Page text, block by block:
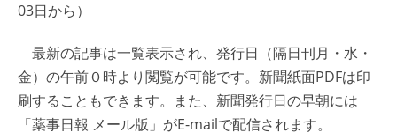
03日から）
最新の記事は一覧表示され、発行日（隔日刊月・水・
金）の午前０時より閲覧が可能です。新聞紙面PDFは印
刷することもできます。また、新聞発行日の早朝には
「薬事日報 メール版」がE-mailで配信されます。